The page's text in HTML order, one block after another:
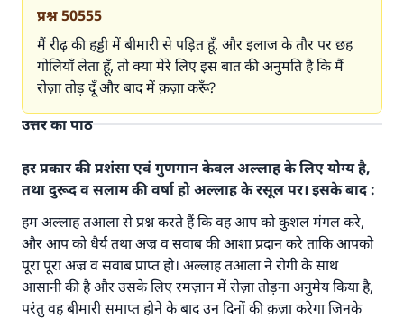
प्रश्न50555
मैं रीढ़ की हड्डी में बीमारी से पड़ित हूँ, और इलाज के तौर पर छह
गोलियाँ लेता हूँ, तो क्या मेरे लिए इस बात की अनुमति है कि मैं
रोज़ा तोड़ दूँ और बाद में क़ज़ा करूँ?
उत्तर का पाठ
हर प्रकार की प्रशंसा एवं गुणगान केवल अल्लाह के लिए योग्य है,
तथा दुरूद व सलाम की वर्षा हो अल्लाह के रसूल पर। इसके बाद :
हम अल्लाह तआला से प्रश्न करते हैं कि वह आप को कुशल मंगल करे,
और आप को धैर्य तथा अज्र व सवाब की आशा प्रदान करे ताकि आपको
पूरा पूरा अज्र व सवाब प्राप्त हो। अल्लाह तआला ने रोगी के साथ
आसानी की है और उसके लिए रमज़ान में रोज़ा तोड़ना अनुमेय किया है,
परंतु वह बीमारी समाप्त होने के बाद उन दिनों की क़ज़ा करेगा जिनके